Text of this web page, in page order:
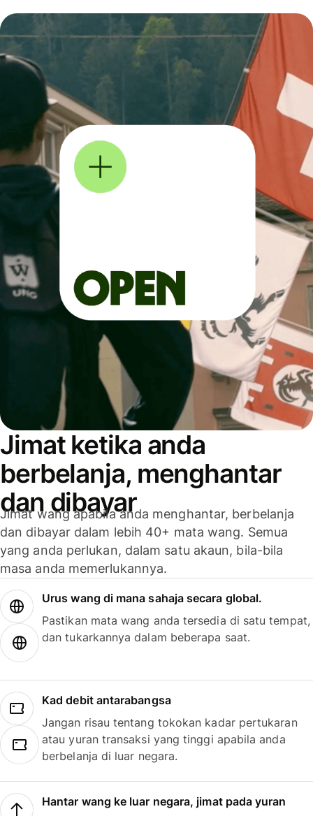
Jimat ketika anda
berbelanja, menghantar
dan dibayar
Jimat wang apabila anda menghantar, berbelanja
dan dibayar dalam lebih 40+ mata wang. Semua
yang anda perlukan, dalam satu akaun, bila-bila
masa anda memerlukannya.
Urus wang di mana sahaja secara global.
Pastikan mata wang anda tersedia di satu tempat,
dan tukarkannya dalam beberapa saat.
Kad debit antarabangsa
Jangan risau tentang tokokan kadar pertukaran
atau yuran transaksi yang tinggi apabila anda
berbelanja di luar negara.
Hantar wang ke luar negara, jimat pada yuran